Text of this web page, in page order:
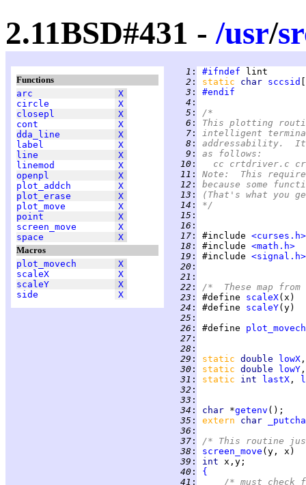
2.11BSD#431 -/usr/
Functions
arc
X
circle
X
closepl
X
cont
X
dda_line
X
label
X
line
X
linemod
X
openpl
X
plot_addch
X
plot_erase
X
plot_move
X
point
X
screen_move
X
space
X
Macros
plot_movech
X
scaleX
X
scaleY
X
side
X
   1
: #ifndef
   2
: static char sccsid
   3
:
#endif
   4
:
   5
:
/*
   6
:
This plotting
   7
:
intelligent
   8
:
addressability.  It
   9
:
as follows:
  10
:
cc crtdriver.c
  11
:
Note:  This
  12
:
because some
  13
:
(That's what you
  14
:
*/
  15
:
  16
:
  17
: #include <curses.h>
  18
: #include <math.h>
  19
: #include <signal.h>
  20
:
  21
:
  22
:
/*  These map
  23
: #define scaleX(x)
  24
: #define scaleY(y)
  25
:
  26
: #define plot_movech
  27
:
  28
:
  29
: static double lowX
  30
: static double lowY
  31
: static int lastX ,
  32
:
  33
:
  34
: char *getenv
  35
: extern char
  36
:
  37
:
/* This routine
  38
: screen_move
  39
: int
  40
:
{
  41
:
/* must check